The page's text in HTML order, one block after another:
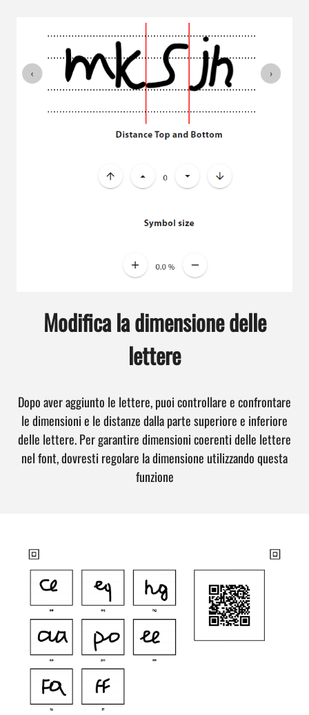
Modifica la dimensione delle
lettere
Dopo aver aggiunto le lettere, puoi controllare e confrontare
le dimensioni e le distanze dalla parte superiore e inferiore
delle lettere. Per garantire dimensioni coerenti delle lettere
nel font, dovresti regolare la dimensione utilizzando questa
funzione